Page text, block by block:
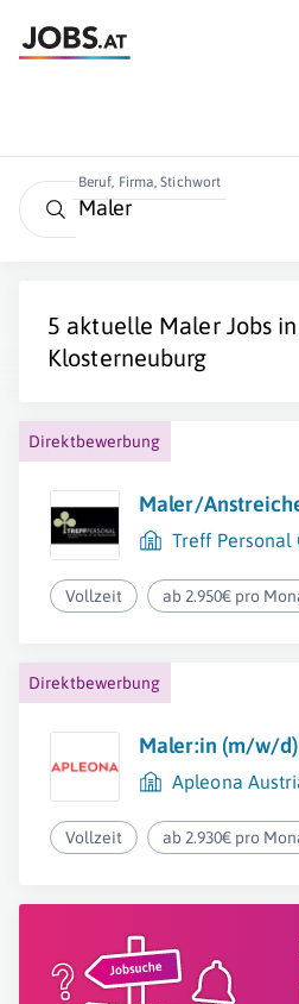
Beruf, Firma, Stichwort
5 aktuelle MalerJobs in
Klosterneuburg
Direktbewerbung
Maler/
Treff Personal
Vollzeit ab 2.950€ pro
Direktbewerbung
Maler:in (m/w/d)
Apleona
Vollzeit ab 2.930€ pro